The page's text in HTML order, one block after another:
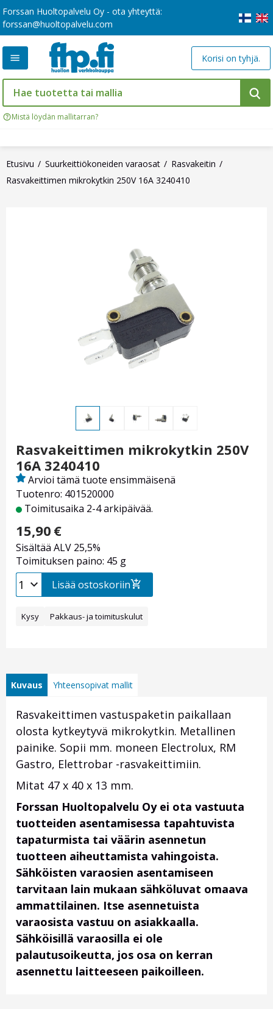
Forssan Huoltopalvelu Oy - ota yhteyttä:
forssan@huoltopalvelu.com
Mistä löydän mallitarran?
Korisi on tyhjä.
Etusivu Suurkeittiökoneiden varaosat
Rasvakeitin
Rasvakeittimen mikrokytkin 250V 16A 3240410
Rasvakeittimen mikrokytkin 250V
16A 3240410
Tuotenro: 401520000
Arvioi tämä tuote ensimmäisenä
Toimitusaika 2-4 arkipäivää.
15,90 €
Sisältää ALV 25,5%
Toimituksen paino: 45 g
Lisää ostoskoriin
Kysy Pakkaus- ja toimituskulut
Kuvaus Yhteensopivat mallit
Rasvakeittimen vastuspaketin paikallaan
olosta kytkeytyvä mikrokytkin. Metallinen
painike. Sopii mm. moneen Electrolux, RM
Gastro, Elettrobar -rasvakeittimiin.
Mitat 47 x 40 x 13 mm.
Forssan Huoltopalvelu Oy ei ota vastuuta
tuotteiden asentamisessa tapahtuvista
tapaturmista tai väärin asennetun
tuotteen aiheuttamista vahingoista.
Sähköisten varaosien asentamiseen
tarvitaan lain mukaan sähköluvat omaava
ammattilainen. Itse asennetuista
varaosista vastuu on asiakkaalla.
Sähköisillä varaosilla ei ole
palautusoikeutta, jos osa on kerran
asennettu laitteeseen paikoilleen.